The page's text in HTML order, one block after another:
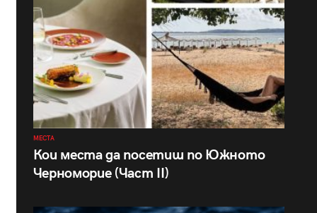
МЕСТА
Кои места да посетиш по Южното
Черноморие (Част II)